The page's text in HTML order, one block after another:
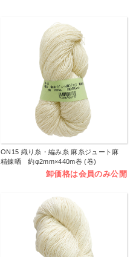
ON15 織り糸・編み糸 麻糸ジュート麻
精錬晒 約φ2mm×440m巻 (巻)
卸価格は会員のみ公開